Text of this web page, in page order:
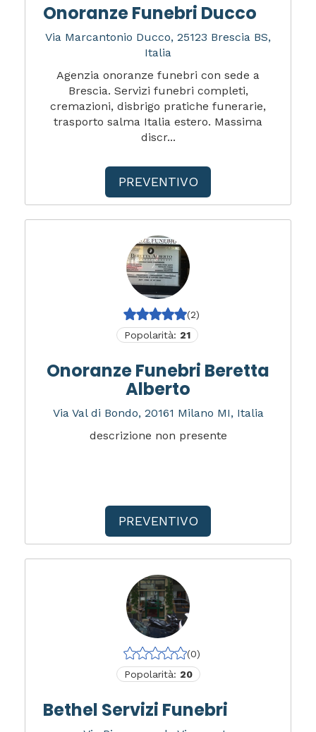
Onoranze Funebri Ducco
Via Marcantonio Ducco, 25123 Brescia BS,
Italia
Agenzia onoranze funebri con sede a
Brescia. Servizi funebri completi,
cremazioni, disbrigo pratiche funerarie,
trasporto salma Italia estero. Massima
discr...
PREVENTIVO
(2)
Popolarità: 21
Onoranze Funebri Beretta
Alberto
Via Val di Bondo, 20161 Milano MI, Italia
descrizione non presente
PREVENTIVO
(0)
Popolarità: 20
Bethel Servizi Funebri